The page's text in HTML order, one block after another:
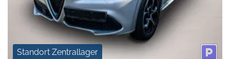
Standort Zentrallager